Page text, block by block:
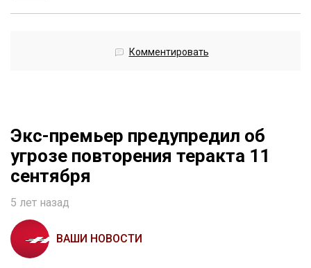
Комментировать
Экс-премьер предупредил об
угрозе повторения теракта 11
сентября
5 лет назад
ВАШИ НОВОСТИ